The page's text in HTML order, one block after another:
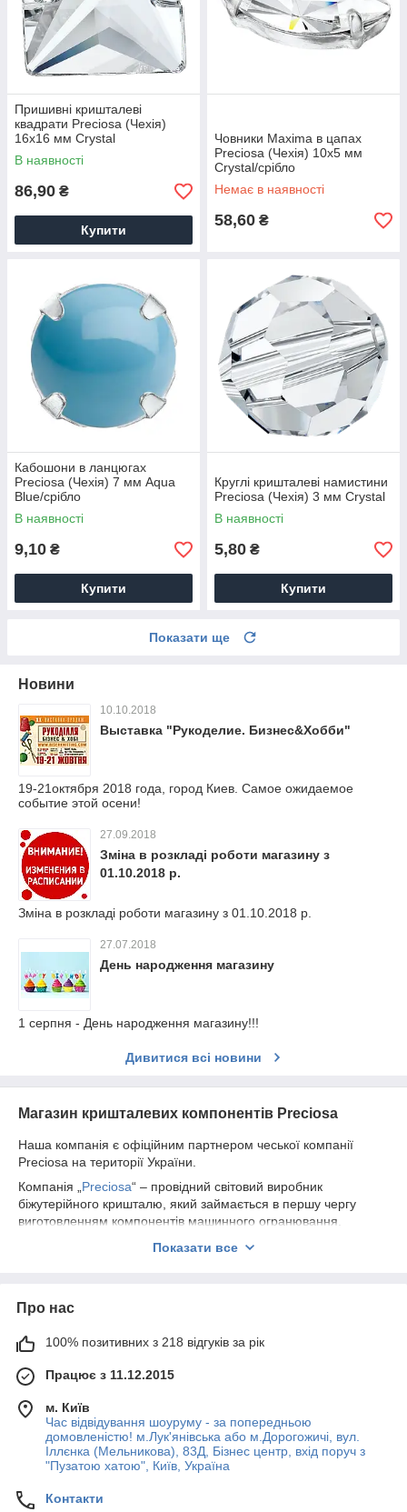
Пришивні кришталеві
квадрати Preciosa (Чехія)
16х16 мм Crystal
В наявності
86,90 ₴
Купити
Човники Maxima в цапах
Preciosa (Чехія) 10x5 мм
Crystal/срібло
Немає в наявності
58,60 ₴
Кабошони в ланцюгах
Preciosa (Чехія) 7 мм Aqua
Blue/срібло
В наявності
9,10 ₴
Купити
Круглі кришталеві намистини
Preciosa (Чехія) 3 мм Crystal
В наявності
5,80 ₴
Купити
Показати ще
Новини
10.10.2018
Выставка "Рукоделие. Бизнес&Хобби"
19-21октября 2018 года, город Киев. Самое ожидаемое
событие этой осени!
27.09.2018
Зміна в розкладі роботи магазину з
01.10.2018 р.
Зміна в розкладі роботи магазину з 01.10.2018 р.
27.07.2018
День народження магазину
1 серпня - День народження магазину!!!
Дивитися всі новини
Магазин кришталевих компонентів Preciosa
Наша компанія є офіційним партнером чеської компанії
Preciosa на території України.
Компанія „ Preciosa“ – провідний світовий виробник
біжутерійного кришталю, який займається в першу чергу
виготовленням компонентів машинного огранювання,
широкому асортименті форм, розмірів та кольорових
скляного виробництва.
Показати все
Про нас
100% позитивних з 218 відгуків за рік
Працює з 11.12.2015
м. Київ
Час відвідування шоуруму - за попередньою
домовленістю! м.Лук'янівська або м.Дорогожичі, вул.
Іллєнка (Мельникова), 83Д, Бізнес центр, вхід поруч з
"Пузатою хатою", Київ, Україна
Контакти